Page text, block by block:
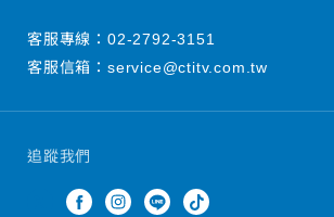
追蹤我們
客服專線： 02-2792-3151
客服信箱： service@ctitv.com.tw